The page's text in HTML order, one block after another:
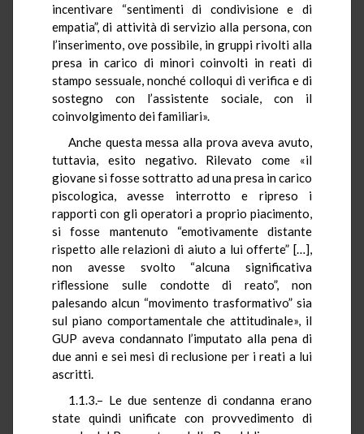
incentivare “sentimenti di condivisione e di
empatia”, di attività di servizio alla persona, con
l’inserimento, ove possibile, in gruppi rivolti alla
presa in carico di minori coinvolti in reati di
stampo sessuale, nonché colloqui di verifica e di
sostegno con l’assistente sociale, con il
coinvolgimento dei familiari».
Anche questa messa alla prova aveva avuto,
tuttavia, esito negativo. Rilevato come «il
giovane si fosse sottratto ad una presa in carico
piscologica, avesse interrotto e ripreso i
rapporti con gli operatori a proprio piacimento,
si fosse mantenuto “emotivamente distante
rispetto alle relazioni di aiuto a lui offerte” […],
non avesse svolto “alcuna significativa
riflessione sulle condotte di reato”, non
palesando alcun “movimento trasformativo” sia
sul piano comportamentale che attitudinale», il
GUP aveva condannato l’imputato alla pena di
due anni e sei mesi di reclusione per i reati a lui
ascritti.
1.1.3.– Le due sentenze di condanna erano
state quindi unificate con provvedimento di